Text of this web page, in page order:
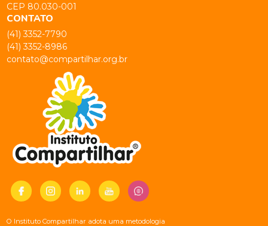
CEP 80.030-001
CONTATO
(41) 3352-7790
(41) 3352-8986
contato@compartilhar.org.br
O Instituto Compartilhar adota uma metodologia